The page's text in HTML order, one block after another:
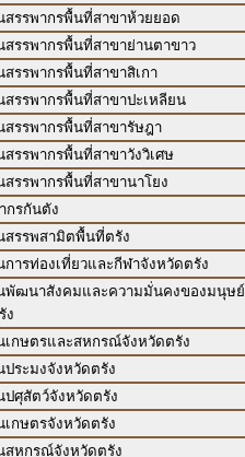
สรรพากรพื้นที่สาขาห้วยยอด
สรรพากรพื้นที่สาขาย่านตาขาว
สรรพากรพื้นที่สาขาสิเกา
สรรพากรพื้นที่สาขาปะเหลียน
สรรพากรพื้นที่สาขารัษฎา
สรรพากรพื้นที่สาขาวังวิเศษ
สรรพากรพื้นที่สาขานาโยง
กรกันตัง
สรรพสามิตพื้นที่ตรัง
การท่องเที่ยวและกีฬาจังหวัดตรัง
พัฒนาสังคมและความมั่นคงของมนุษย์
ง
เกษตรและสหกรณ์จังหวัดตรัง
ประมงจังหวัดตรัง
ปศุสัตว์จังหวัดตรัง
เกษตรจังหวัดตรัง
สหกรณ์จังหวัดตรัง